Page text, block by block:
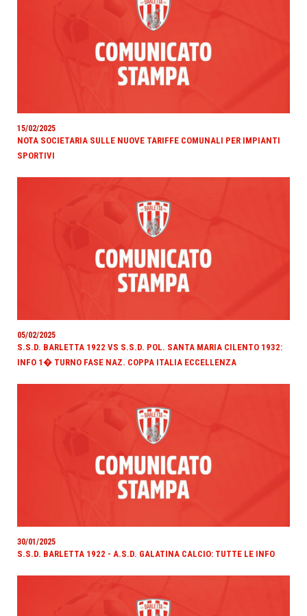
15/02/2025
NOTA SOCIETARIA SULLE NUOVE TARIFFE COMUNALI PER IMPIANTI
SPORTIVI
05/02/2025
S.S.D. BARLETTA 1922 VS S.S.D. POL. SANTA MARIA CILENTO 1932:
INFO 1� TURNO FASE NAZ. COPPA ITALIA ECCELLENZA
30/01/2025
S.S.D. BARLETTA 1922 - A.S.D. GALATINA CALCIO: TUTTE LE INFO